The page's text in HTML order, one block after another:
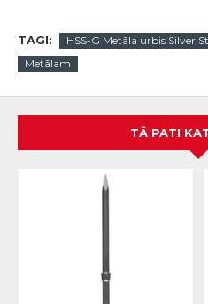
TAGI: HSS-G Metāla urbis Silver
Metālam
TĀ PATI